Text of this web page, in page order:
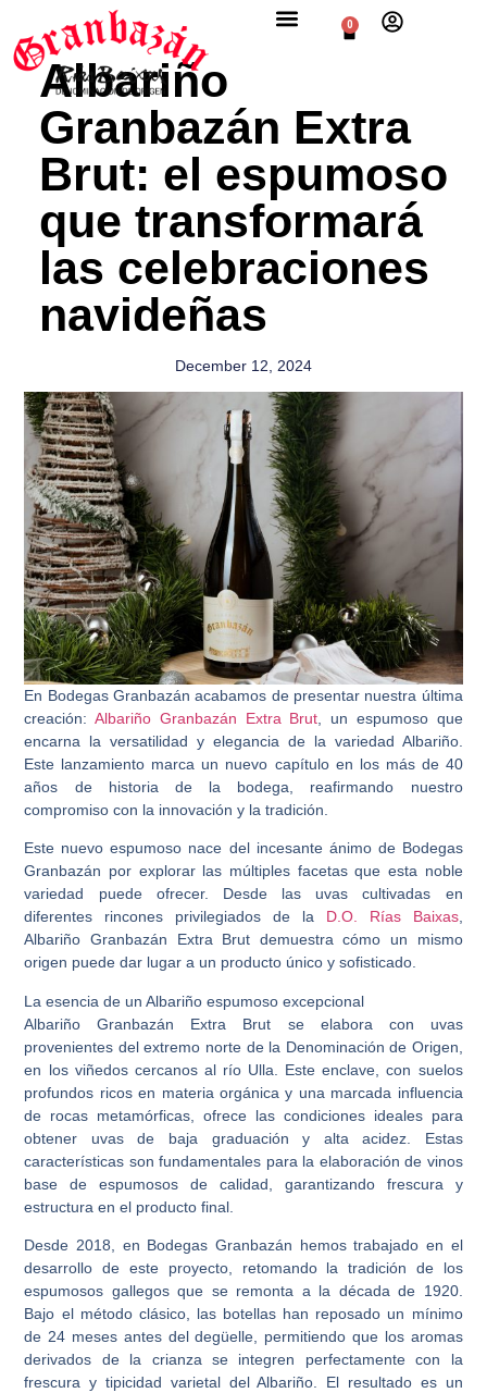
0
Albariño
Granbazán Extra
Brut: el espumoso
que transformará
las celebraciones
navideñas
December 12, 2024
En Bodegas Granbazán acabamos de presentar nuestra última
creación:Albariño Granbazán Extra Brut , un espumoso que
encarna la versatilidad y elegancia de la variedad Albariño.
Este lanzamiento marca un nuevo capítulo en los más de 40
años de historia de la bodega, reafirmando nuestro
compromiso con la innovación y la tradición.
Este nuevo espumoso nace del incesante ánimo de Bodegas
Granbazán por explorar las múltiples facetas que esta noble
variedad puede ofrecer. Desde las uvas cultivadas en
diferentes rincones privilegiados de la D.O. Rías Baixas,
Albariño Granbazán Extra Brut demuestra cómo un mismo
origen puede dar lugar a un producto único y sofisticado.
La esencia de un Albariño espumoso excepcional
Albariño Granbazán Extra Brut se elabora con uvas
provenientes del extremo norte de la Denominación de Origen,
en los viñedos cercanos al río Ulla. Este enclave, con suelos
profundos ricos en materia orgánica y una marcada influencia
de rocas metamórficas, ofrece las condiciones ideales para
obtener uvas de baja graduación y alta acidez. Estas
características son fundamentales para la elaboración de vinos
base de espumosos de calidad, garantizando frescura y
estructura en el producto final.
Desde 2018, en Bodegas Granbazán hemos trabajado en el
desarrollo de este proyecto, retomando la tradición de los
espumosos gallegos que se remonta a la década de 1920.
Bajo el método clásico, las botellas han reposado un mínimo
de 24 meses antes del degüelle, permitiendo que los aromas
derivados de la crianza se integren perfectamente con la
frescura y tipicidad varietal del Albariño. El resultado es un